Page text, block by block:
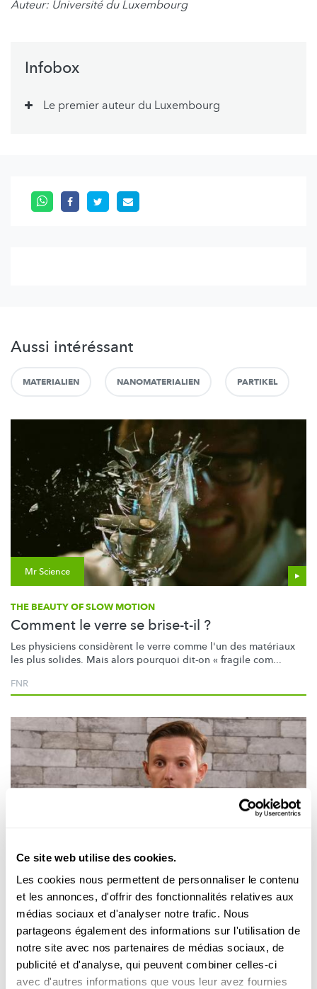
Ce site web utilise des cookies.
Les cookies nous permettent de personnaliser le contenu
et les annonces, d'offrir des fonctionnalités relatives aux
médias sociaux et d'analyser notre trafic. Nous
partageons également des informations sur l'utilisation de
notre site avec nos partenaires de médias sociaux, de
publicité et d'analyse, qui peuvent combiner celles-ci
avec d'autres informations que vous leur avez fournies
Auteur: Université du Luxembourg
Infobox
Le premier auteur du Luxembourg
Aussi intéréssant
MATERIALIEN NANOMATERIALIEN PARTIKEL
Mr Science
THE BEAUTY OF SLOW MOTION
Comment le verre se brise-t-il ?
Les physiciens considèrent le verre comme l'un des matériaux
les plus solides. Mais alors pourquoi dit-on « fragile com...
FNR
MY RESEARCH IN 90 SECONDS
How scientists use cold plasma to produce
new materials inspired by mussels
Inspired by the remarkable adhesion properties of mussels,
LIST’s scientists produced coatings for biomedical applicatio...